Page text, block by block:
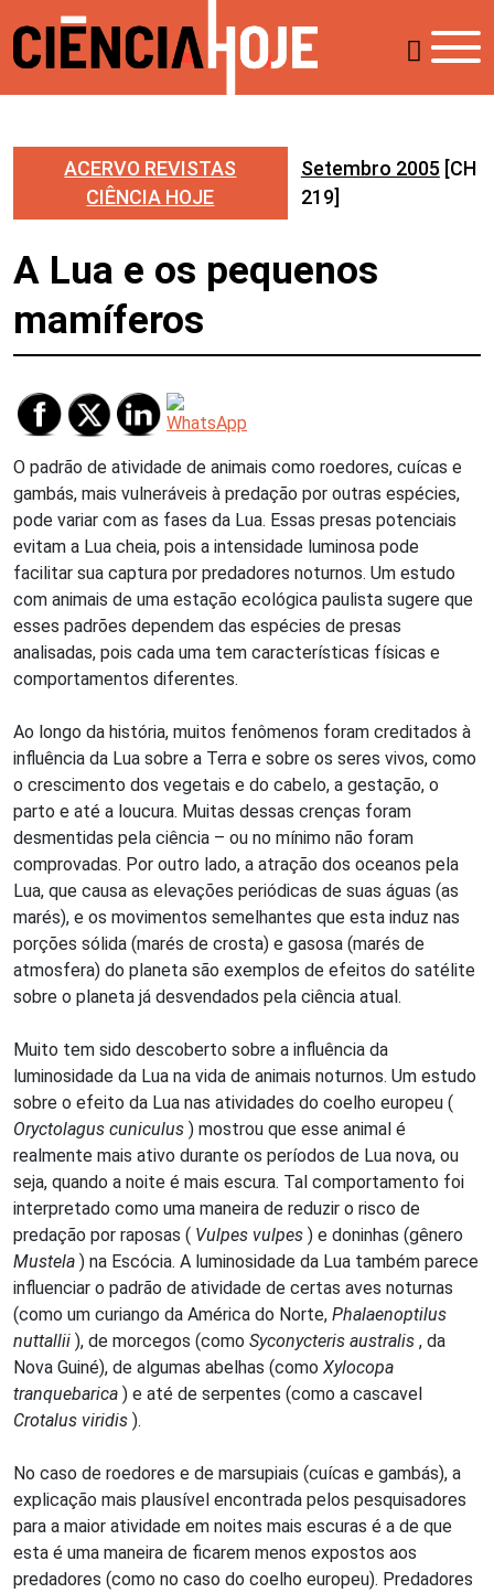
ACERVO REVISTAS
CIÊNCIA HOJE
Setembro 2005 [CH
219]
A Lua e os pequenos
mamíferos
O padrão de atividade de animais como roedores, cuícas e
gambás, mais vulneráveis à predação por outras espécies,
pode variar com as fases da Lua. Essas presas potenciais
evitam a Lua cheia, pois a intensidade luminosa pode
facilitar sua captura por predadores noturnos. Um estudo
com animais de uma estação ecológica paulista sugere que
esses padrões dependem das espécies de presas
analisadas, pois cada uma tem características físicas e
comportamentos diferentes.
Ao longo da história, muitos fenômenos foram creditados à
influência da Lua sobre a Terra e sobre os seres vivos, como
o crescimento dos vegetais e do cabelo, a gestação, o
parto e até a loucura. Muitas dessas crenças foram
desmentidas pela ciência – ou no mínimo não foram
comprovadas. Por outro lado, a atração dos oceanos pela
Lua, que causa as elevações periódicas de suas águas (as
marés), e os movimentos semelhantes que esta induz nas
porções sólida (marés de crosta) e gasosa (marés de
atmosfera) do planeta são exemplos de efeitos do satélite
sobre o planeta já desvendados pela ciência atual.
Muito tem sido descoberto sobre a influência da
luminosidade da Lua na vida de animais noturnos. Um estudo
sobre o efeito da Lua nas atividades do coelho europeu (
Oryctolagus cuniculus ) mostrou que esse animal é
realmente mais ativo durante os períodos de Lua nova, ou
seja, quando a noite é mais escura. Tal comportamento foi
interpretado como uma maneira de reduzir o risco de
predação por raposas ( Vulpes vulpes ) e doninhas (gênero
Mustela ) na Escócia. A luminosidade da Lua também parece
influenciar o padrão de atividade de certas aves noturnas
(como um curiango da América do Norte, Phalaenoptilus
nuttallii ), de morcegos (como Syconycteris australis , da
Nova Guiné), de algumas abelhas (como Xylocopa
tranquebarica ) e até de serpentes (como a cascavel
Crotalus viridis ).
No caso de roedores e de marsupiais (cuícas e gambás), a
explicação mais plausível encontrada pelos pesquisadores
para a maior atividade em noites mais escuras é a de que
esta é uma maneira de ficarem menos expostos aos
predadores (como no caso do coelho europeu). Predadores